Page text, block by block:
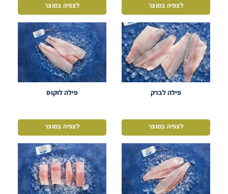
לצפיה במוצר לצפיה במוצר
פילה לברק
לצפיה במוצר
פילה לוקוס
לצפיה במוצר